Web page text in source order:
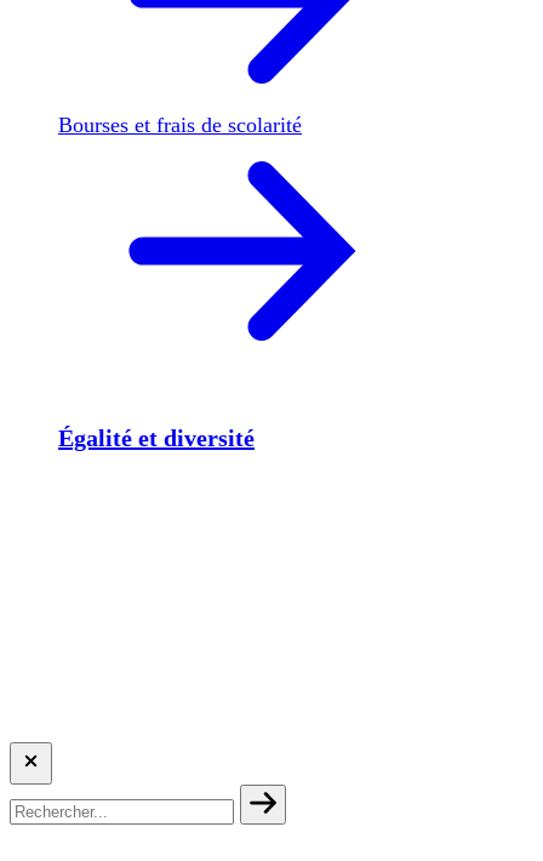
Bourses et frais de scolarité
Égalité et diversité